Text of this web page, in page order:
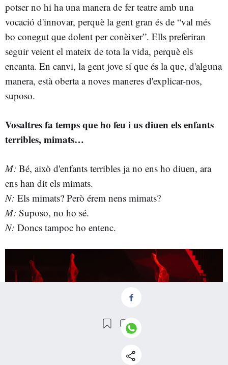
potser no hi ha una manera de fer teatre amb una
vocació d'innovar, perquè la gent gran és de “val més
bo conegut que dolent per conèixer”. Ells preferiran
seguir veient el mateix de tota la vida, perquè els
encanta. En canvi, la gent jove sí que és la que, d'alguna
manera, està oberta a noves maneres d'explicar-nos,
suposo.
Vosaltres fa temps que ho feu i us diuen els enfants
terribles, mimats…
M: Bé, això d'enfants terribles ja no ens ho diuen, ara
ens han dit els mimats.
N: Els mimats? Però érem nens mimats?
M: Suposo, no ho sé.
N: Doncs tampoc ho entenc.